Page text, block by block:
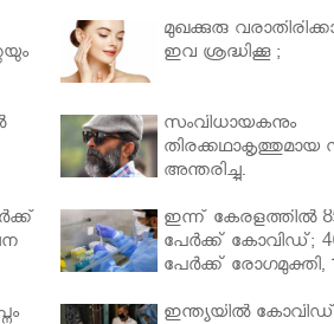
മുഖക്കുരു
ഇവ ശ്രദ്ധിക്കൂ ;
സംവിധായകനും
തിരക്കഥാകൃത്തുമായ
അന്തരിച്ചു.
ഇന്ന് കേരളത്തിൽ
പേർക്ക് കോവിഡ്;
പേർക്ക് രോഗമുക്തി,
ഇന്ത്യയിൽ കോവിഡ്